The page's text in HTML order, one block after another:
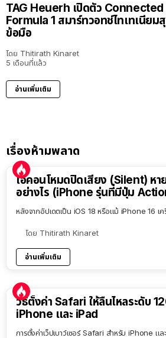
TAG Heuerh เปิดตัว
Formula 1 สมาร์ทวอทช์ไทเทเนียม
ข้อมือ
โดย Thitirath Kinaret
5 เดือนที่แล้ว
อ่านเพิ่มเติม
เรื่องห้ามพลาด
ไอคอนโหมดปิดเสียง (Silent) หา
อย่างไร (iPhone รุ่นที่มีปุ่ม
หลังจากอัปเดตเป็น iOS 18 หรือแม้ iPhone 16 เ
โดย Thitirath Kinaret
อ่านเพิ่มเติม
วิธีตั้งค่า Safari ให้ลื่นไหลระดับ
iPhone และ iPad
การตั้งค่าเว็ปเบาว์เซอร์ Safari สำหรับ iPhone แ